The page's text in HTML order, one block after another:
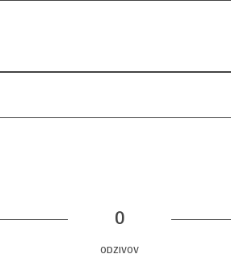
0
ODZIVOV